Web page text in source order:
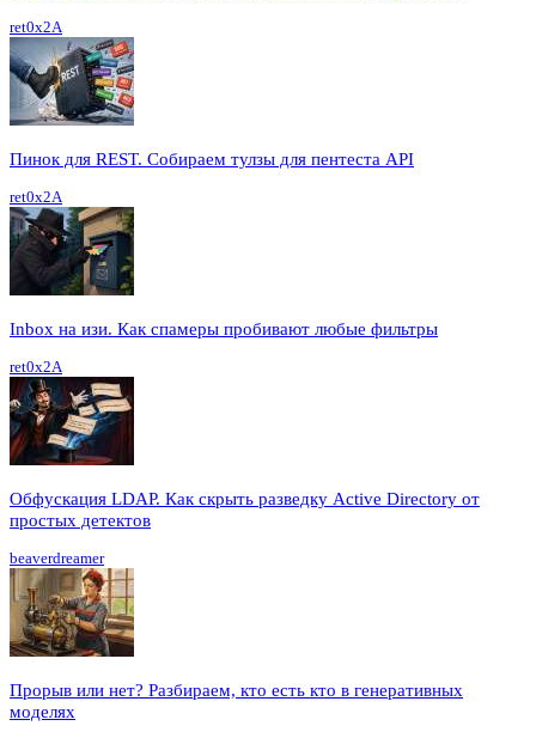
ret0x2A
Пинок для REST. Собираем тулзы для пентеста API
ret0x2A
Inbox на изи. Как спамеры пробивают любые фильтры
ret0x2A
Обфускация LDAP. Как скрыть разведку Active Directory от
простых детектов
beaverdreamer
Прорыв или нет? Разбираем, кто есть кто в генеративных
моделях